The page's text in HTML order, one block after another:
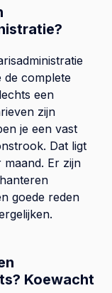
de complete
een
zijn
je een vast
Dat ligt
maand. Er zijn
goede reden
Koewacht